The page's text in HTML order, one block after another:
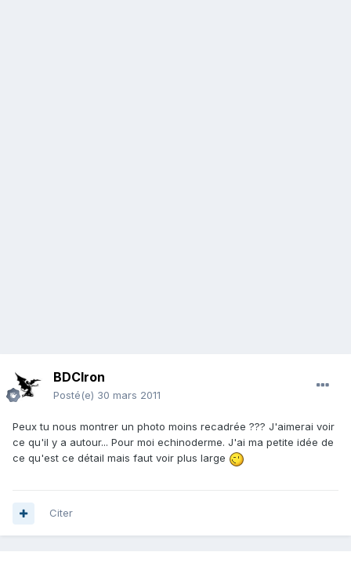
BDCIron
Posté(e) 30 mars 2011
Peux tu nous montrer un photo moins recadrée ??? J'aimerai voir
ce qu'il y a autour... Pour moi echinoderme. J'ai ma petite idée de
ce qu'est ce détail mais faut voir plus large
Citer